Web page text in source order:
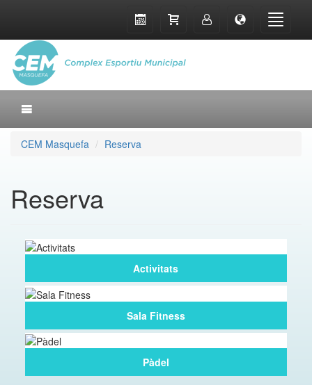
CEM Masquefa Reserva
Reserva
Activitats
Sala Fitness
Pàdel